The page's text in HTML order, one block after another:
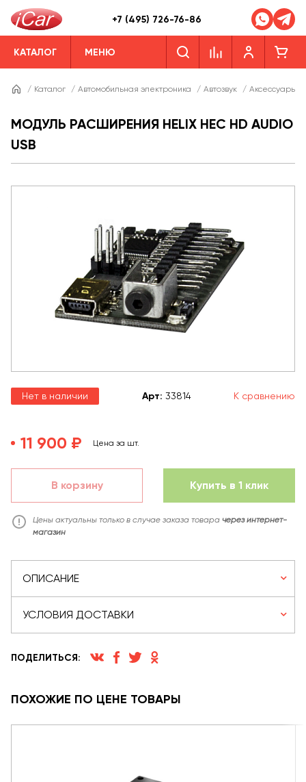
+7 (495) 726-76-86
КАТАЛОГ МЕНЮ
/ Каталог / Автомобильная электроника / Автозвук / Аксессуары
МОДУЛЬ РАСШИРЕНИЯ HELIX HEC HD AUDIO
USB
Нет в наличии Арт: 33814 К сравнению
11 900 ₽ Цена за шт.
В корзину Купить в 1 клик
Цены актуальны только в случае заказа товара через интернет-
магазин
ОПИСАНИЕ
УСЛОВИЯ ДОСТАВКИ
ПОДЕЛИТЬСЯ:
ПОХОЖИЕ ПО ЦЕНЕ ТОВАРЫ